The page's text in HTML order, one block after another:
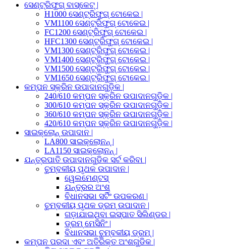
ସେଣ୍ଟ୍ରିଫୁଗ୍ ବାସ୍କେଟ୍ |
H1000 ସେଣ୍ଟ୍ରିଫୁଗ୍ ଟୋକେଇ |
VM1100 ସେଣ୍ଟ୍ରିଫୁଗ୍ ଟୋକେଇ |
FC1200 ସେଣ୍ଟ୍ରିଫୁଗ୍ ଟୋକେଇ |
HFC1300 ସେଣ୍ଟ୍ରିଫୁଗ୍ ଟୋକେଇ |
VM1300 ସେଣ୍ଟ୍ରିଫୁଗ୍ ଟୋକେଇ |
VM1400 ସେଣ୍ଟ୍ରିଫୁଗ୍ ଟୋକେଇ |
VM1500 ସେଣ୍ଟ୍ରିଫୁଗ୍ ଟୋକେଇ |
VM1650 ସେଣ୍ଟ୍ରିଫୁଗ୍ ଟୋକେଇ |
କମ୍ପନ ସ୍କ୍ରିନ ଉପାଦାନଗୁଡ଼ିକ |
240/610 କମ୍ପନ ସ୍କ୍ରିନ ଉପାଦାନଗୁଡ଼ିକ |
300/610 କମ୍ପନ ସ୍କ୍ରିନ ଉପାଦାନଗୁଡ଼ିକ |
360/610 କମ୍ପନ ସ୍କ୍ରିନ ଉପାଦାନଗୁଡ଼ିକ |
420/610 କମ୍ପନ ସ୍କ୍ରିନ ଉପାଦାନଗୁଡ଼ିକ |
ସାଇକ୍ଲୋନ୍ ଉପାଦାନ |
LA800 ସାଇକ୍ଲୋନନ୍ |
LA1150 ସାଇକ୍ଲୋନନ୍ |
ଯନ୍ତ୍ରପାତି ଉପାଦାନଗୁଡିକ ସର୍ଟ କରିବା |
ଚୁମ୍ବକୀୟ ପୃଥକ ଉପାଦାନ |
ୱେଲମେଣ୍ଟସ୍
ଯନ୍ତ୍ରର ଅଂଶ
ବିଧାନସଭା ସର୍ଟିଂ ଉପକରଣ |
ଚୁମ୍ବକୀୟ ପୃଥକ ଡ୍ରମ୍ ଉପାଦାନ |
ଗଡ଼ାଯାଇଥିବା ଇସ୍ପାତ ସିଲିଣ୍ଡର |
ଡ୍ରମ୍ ମେସିନିଂ |
ବିଧାନସଭା ଚୁମ୍ବକୀୟ ଡ୍ରମ୍ |
କମ୍ପନ ପରଦା ଏବଂ ଅତିରିକ୍ତ ଅଂଶଗୁଡିକ |